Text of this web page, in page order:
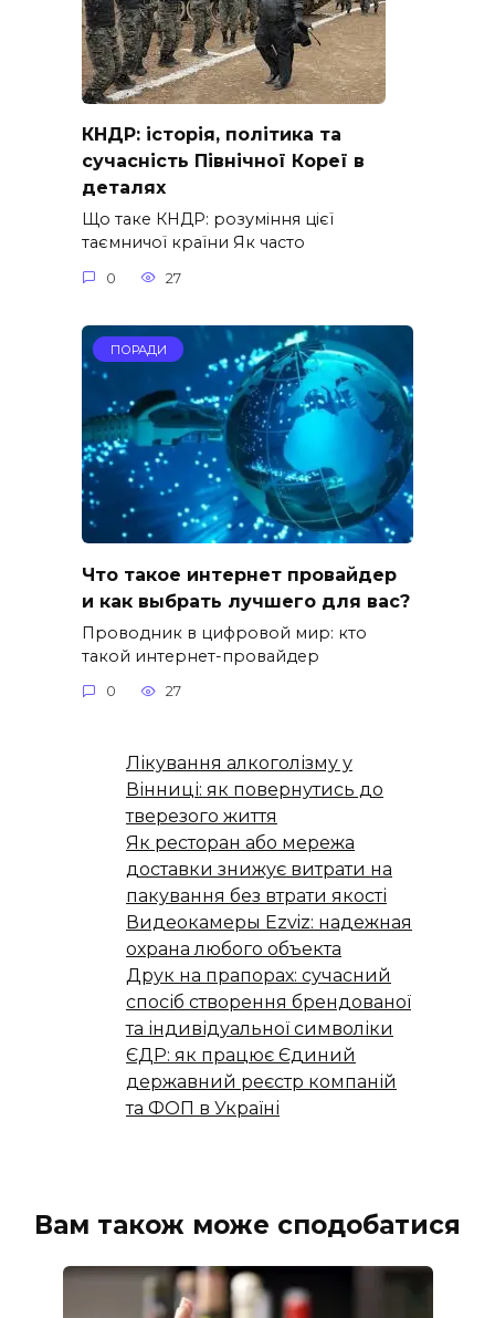
КНДР: історія, політика та
сучасність Північної Кореї в
деталях
Що таке КНДР: розуміння цієї
таємничої країни Як часто
0 27
ПОРАДИ
Что такое интернет провайдер
и как выбрать лучшего для вас?
Проводник в цифровой мир: кто
такой интернет-провайдер
0 27
Лікування алкоголізму у
Вінниці: як повернутись до
тверезого життя
Як ресторан або мережа
доставки знижує витрати на
пакування без втрати якості
Видеокамеры Ezviz: надежная
охрана любого объекта
Друк на прапорах: сучасний
спосіб створення брендованої
та індивідуальної символіки
ЄДР: як працює Єдиний
державний реєстр компаній
та ФОП в Україні
Вам також може сподобатися